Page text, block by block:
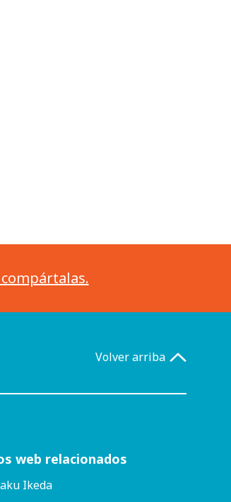
Volver arriba
web relacionados
Ikeda